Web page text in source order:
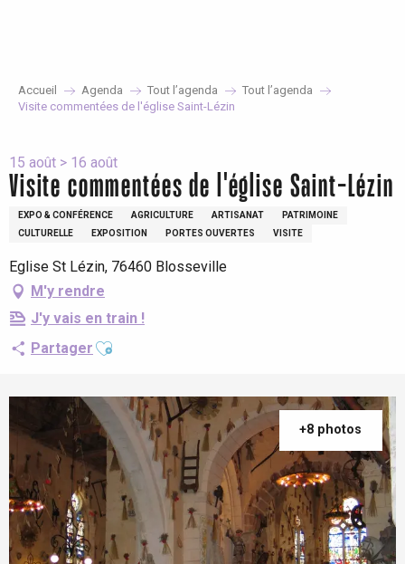
Accueil Agenda Tout l’agenda
Tout l’agenda
Visite commentées de l'église Saint-Lézin
15 août > 16 août
Visite commentées de l'église Saint-Lézin
EXPO & CONFÉRENCE AGRICULTURE ARTISANAT
PATRIMOINE
CULTURELLE
EXPOSITION PORTES OUVERTES VISITE
Eglise St Lézin, 76460 Blosseville
M'y rendre
J'y vais en train !
Partager Ajouter aux favoris
+8 photos